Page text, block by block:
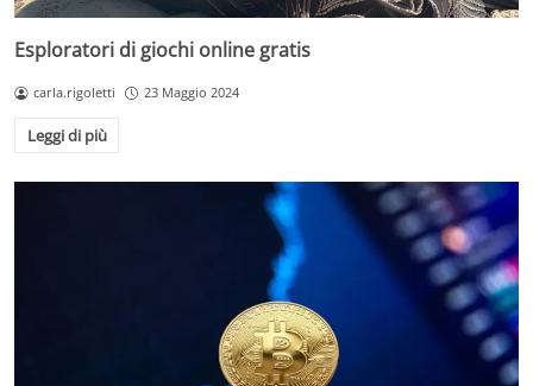
Esploratori di giochi online gratis
carla.rigoletti 23 Maggio 2024
Leggi di più